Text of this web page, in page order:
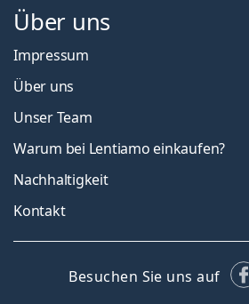
Über uns
Impressum
Über uns
Unser Team
Warum bei Lentiamo einkaufen?
Nachhaltigkeit
Kontakt
Besuchen Sie uns auf